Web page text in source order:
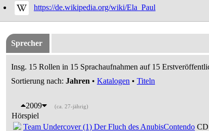
https://de.wikipedia.org/wiki/Ela_Paul
Sprecher
Insg. 15 Rollen in 15 Sprachaufnahmen auf 15
Sortierung nach: Jahren • Katalogen • Titeln
2009 (ca. 27-jährig)
Hörspiel
Team Undercover (1) Der Fluch des AnubisContendo CD